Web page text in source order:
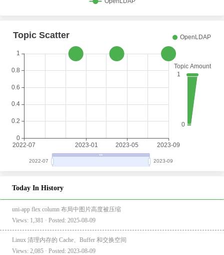
Today In History
uni-app flex column 布局中图片高度被压缩
Views: 1,381 · Posted: 2025-08-09
Linux 清理内存的 Cache、Buffer 和交换空间
Views: 2,085 · Posted: 2023-08-09